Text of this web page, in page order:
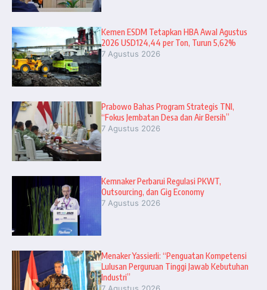
Kemen ESDM Tetapkan HBA Awal Agustus
2026 USD124,44 per Ton, Turun 5,62%
7 Agustus 2026
Prabowo Bahas Program Strategis TNI,
“Fokus Jembatan Desa dan Air Bersih”
7 Agustus 2026
Kemnaker Perbarui Regulasi PKWT,
Outsourcing, dan Gig Economy
7 Agustus 2026
Menaker Yassierli: “Penguatan Kompetensi
Lulusan Perguruan Tinggi Jawab Kebutuhan
Industri”
7 Agustus 2026